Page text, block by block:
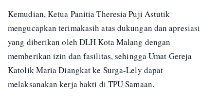
Kemudian, Ketua Panitia Theresia Puji Astutik
mengucapkan terimakasih atas dukungan dan apresiasi
yang diberikan oleh DLH Kota Malang dengan
memberikan izin dan fasilitas, sehingga Umat Gereja
Katolik Maria Diangkat ke Surga-Lely dapat
melaksanakan kerja bakti di TPU Samaan.